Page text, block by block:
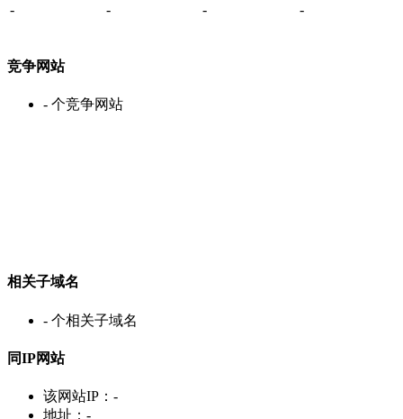
-
- - -
竞争网站
- 个竞争网站
相关子域名
- 个相关子域名
同IP网站
该网站IP： -
地址： -